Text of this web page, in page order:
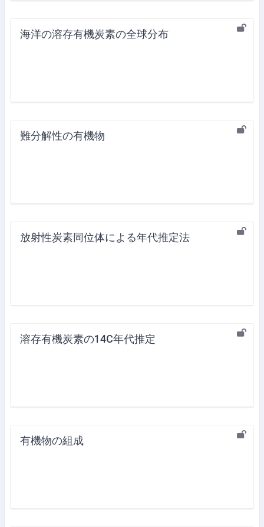
海洋の溶存有機炭素の全球分布
難分解性の有機物
放射性炭素同位体による年代推定法
溶存有機炭素の14C年代推定
有機物の組成